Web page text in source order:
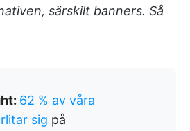
särskilt banners. Så
62 % av våra
sig på